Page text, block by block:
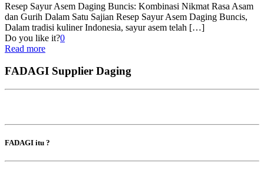
Resep Sayur Asem Daging Buncis: Kombinasi Nikmat Rasa Asam
dan Gurih Dalam Satu Sajian Resep Sayur Asem Daging Buncis,
Dalam tradisi kuliner Indonesia, sayur asem telah […]
Do you like it?0
Read more
FADAGI Supplier Daging
FADAGI itu ?